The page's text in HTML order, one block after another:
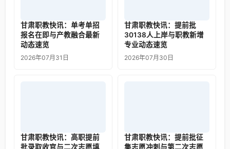
甘肃职教快讯：单考单招
报名在即与产教融合最新
动态速览
2026年07月31日
甘肃职教快讯：提前批
30138人上岸与职教新增
专业动态速览
2026年07月30日
甘肃职教快讯：高职提前
批录取收官与二次志愿填
甘肃职教快讯：提前批征
集志愿冲刺与第二次志愿